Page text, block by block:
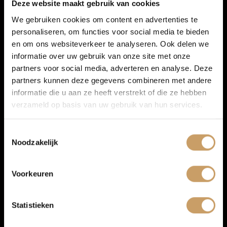
Deze website maakt gebruik van cookies
We gebruiken cookies om content en advertenties te
personaliseren, om functies voor social media te bieden
en om ons websiteverkeer te analyseren. Ook delen we
informatie over uw gebruik van onze site met onze
partners voor social media, adverteren en analyse. Deze
partners kunnen deze gegevens combineren met andere
informatie die u aan ze heeft verstrekt of die ze hebben
verzameld op basis van uw gebruik van hun services.
Noodzakelijk
Voorkeuren
Statistieken
Meer informatie
Proefrit aanvragen
Volkswagen Polo
Autoverzekeringen
Verkoop
Auto onderhoud
Over Autobedrijf De Baaij